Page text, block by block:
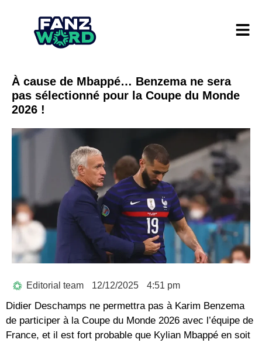
À cause de Mbappé… Benzema ne sera
pas sélectionné pour la Coupe du Monde
2026 !
Editorial team 12/12/2025 4:51 pm
Didier Deschamps ne permettra pas à Karim Benzema
de participer à la Coupe du Monde 2026 avec l’équipe de
France, et il est fort probable que Kylian Mbappé en soit